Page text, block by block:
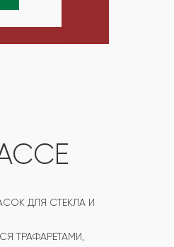
ДЛЯ СТЕКЛА И
ТРАФАРЕТАМИ,